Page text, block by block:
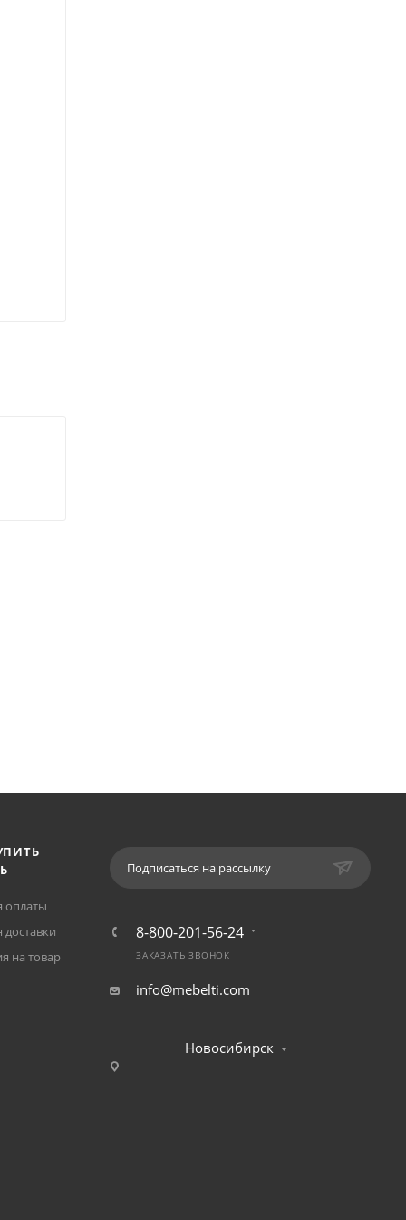
оплаты
доставки
на товар
Подписаться на рассылку
8-800-201-56-24
ЗАКАЗАТЬ ЗВОНОК
info@mebelti.com
Новосибирск